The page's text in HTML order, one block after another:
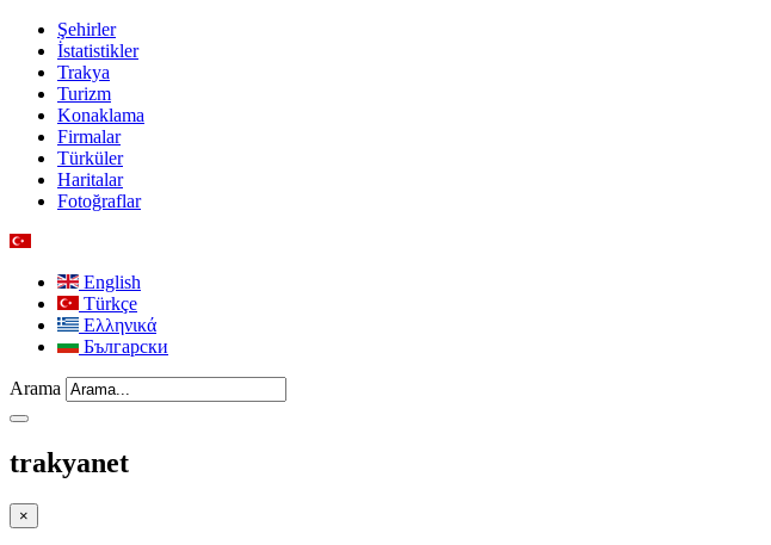
Şehirler
İstatistikler
Trakya
Turizm
Konaklama
Firmalar
Türküler
Haritalar
Fotoğraflar
English
Türkçe
Ελληνικά
Български
Arama
trakyanet
×